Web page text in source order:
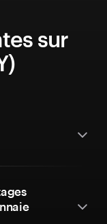
sur